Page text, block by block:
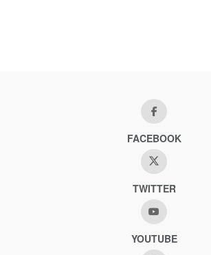
FACEBOOK
TWITTER
YOUTUBE